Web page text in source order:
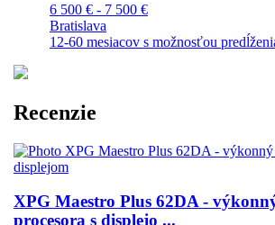
6 500 € - 7 500 €
Bratislava
12-60 mesiacov s možnosťou
Recenzie
XPG Maestro Plus 62DA -
procesora s displejo ...